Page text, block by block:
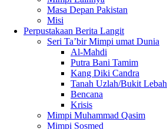
Masa Depan Pakistan
Misi
Perpustakaan Berita Langit
Seri Ta’bir Mimpi umat Dunia
Al-Mahdi
Putra Bani Tamim
Kang Diki Candra
Tanah Uzlah/Bukit Lebah
Bencana
Krisis
Mimpi Muhammad Qasim
Mimpi Sosmed